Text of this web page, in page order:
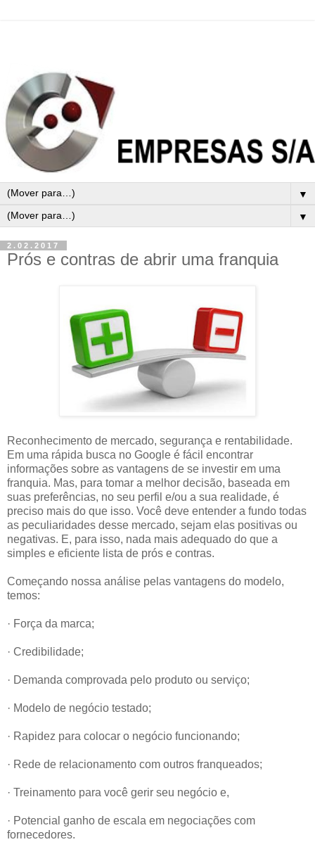
▼
▼
2.02.2017
Prós e contras de abrir uma franquia
Reconhecimento de mercado, segurança e rentabilidade.
Em uma rápida busca no Google é fácil encontrar
informações sobre as vantagens de se investir em uma
franquia. Mas, para tomar a melhor decisão, baseada em
suas preferências, no seu perfil e/ou a sua realidade, é
preciso mais do que isso. Você deve entender a fundo todas
as peculiaridades desse mercado, sejam elas positivas ou
negativas. E, para isso, nada mais adequado do que a
simples e eficiente lista de prós e contras.
Começando nossa análise pelas vantagens do modelo,
temos:
· Força da marca;
· Credibilidade;
· Demanda comprovada pelo produto ou serviço;
· Modelo de negócio testado;
· Rapidez para colocar o negócio funcionando;
· Rede de relacionamento com outros franqueados;
· Treinamento para você gerir seu negócio e,
· Potencial ganho de escala em negociações com
fornecedores.